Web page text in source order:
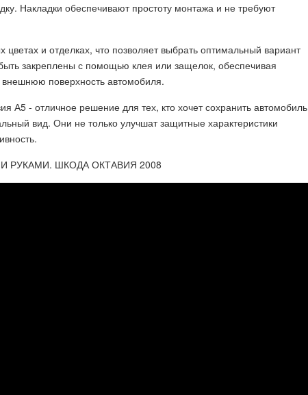
Накладки обеспечивают простоту монтажа и не требуют
и отделках, что позволяет выбрать оптимальный вариант
закреплены с помощью клея или защелок, обеспечивая
поверхность автомобиля.
А5 - отличное решение для тех, кто хочет сохранить автомобиль
вид. Они не только улучшат защитные характеристики
ШКОДА ОКТАВИЯ 2008